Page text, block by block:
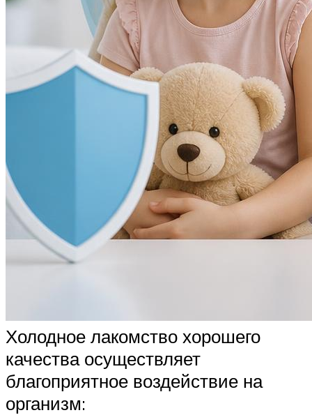
Холодное лакомство хорошего
качества осуществляет
благоприятное воздействие на
организм: